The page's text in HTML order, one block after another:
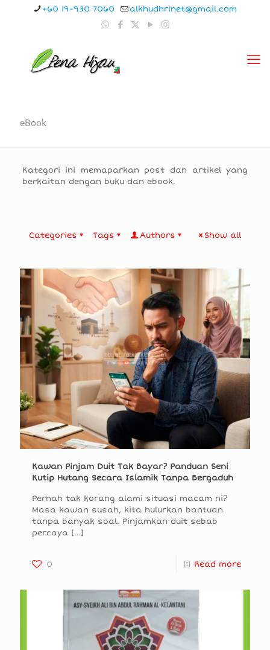
+60 19-930 7060 alkhudhrinet@gmail.com
eBook
Kategori ini memaparkan post dan artikel yang
berkaitan dengan buku dan ebook.
Categories Tags Authors Show all
Kawan Pinjam Duit Tak Bayar? Panduan Seni
Kutip Hutang Secara Islamik Tanpa Bergaduh
Pernah tak korang alami situasi macam ni?
Masa kawan susah, kita hulurkan bantuan
tanpa banyak soal. Pinjamkan duit sebab
percaya […]
0 Read more